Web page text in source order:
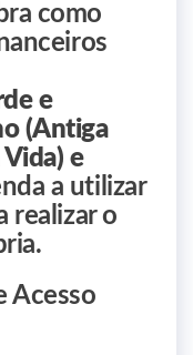
como
e
(Antiga
e
a utilizar
realizar o
Acesso